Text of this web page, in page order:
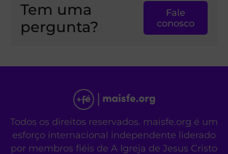
Tem uma
pergunta?
Fale
conosco
Todos os direitos reservados. maisfe.org é um
esforço internacional independente liderado
por membros fiéis de A Igreja de Jesus Cristo